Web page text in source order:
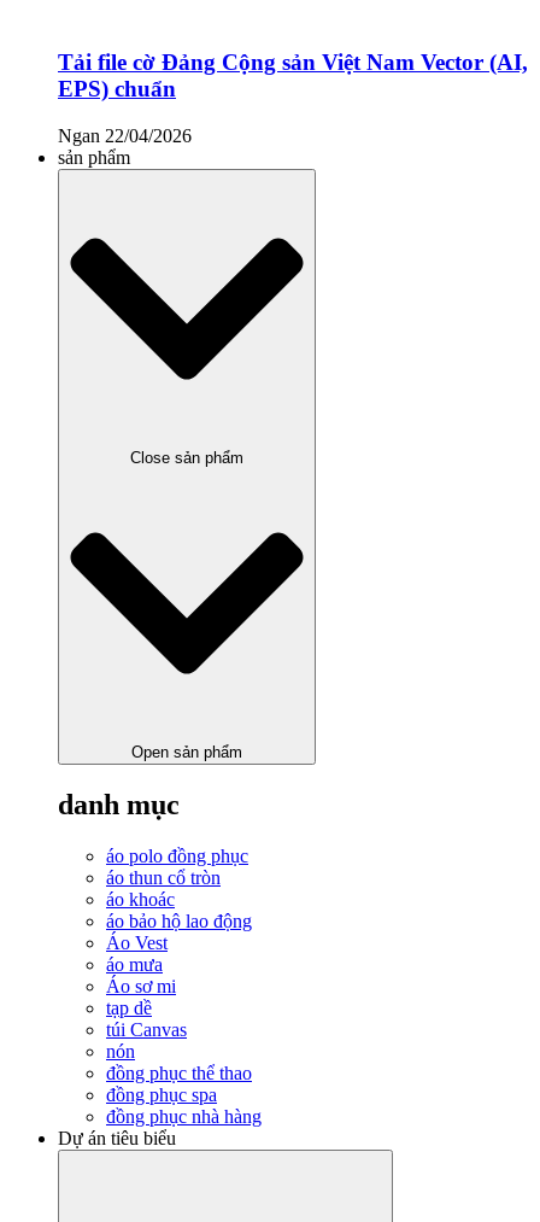
Tải file cờ Đảng Cộng sản Việt Nam Vector (AI,
EPS) chuẩn
Ngan 22/04/2026
sản phẩm
Close sản phẩm
Open sản phẩm
danh mục
áo polo đồng phục
áo thun cổ tròn
áo khoác
áo bảo hộ lao động
Áo Vest
áo mưa
Áo sơ mi
tạp dề
túi Canvas
nón
đồng phục thể thao
đồng phục spa
đồng phục nhà hàng
Dự án tiêu biểu